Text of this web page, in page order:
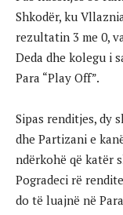
Shkodër, ku
rezultatin 3 me 0,
Deda dhe kolegu i
Para “Play Off”.
Sipas renditjes, dy
dhe Partizani e
ndërkohë që katër
Pogradeci rë
do të luajnë në